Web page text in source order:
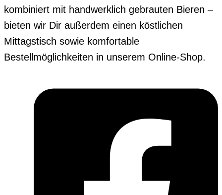
kombiniert mit handwerklich gebrauten Bieren –
bieten wir Dir außerdem einen köstlichen
Mittagstisch sowie komfortable
Bestellmöglichkeiten in unserem Online-Shop.